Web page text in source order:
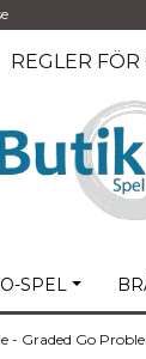
REGLER FÖR
SPEL
- Graded Go